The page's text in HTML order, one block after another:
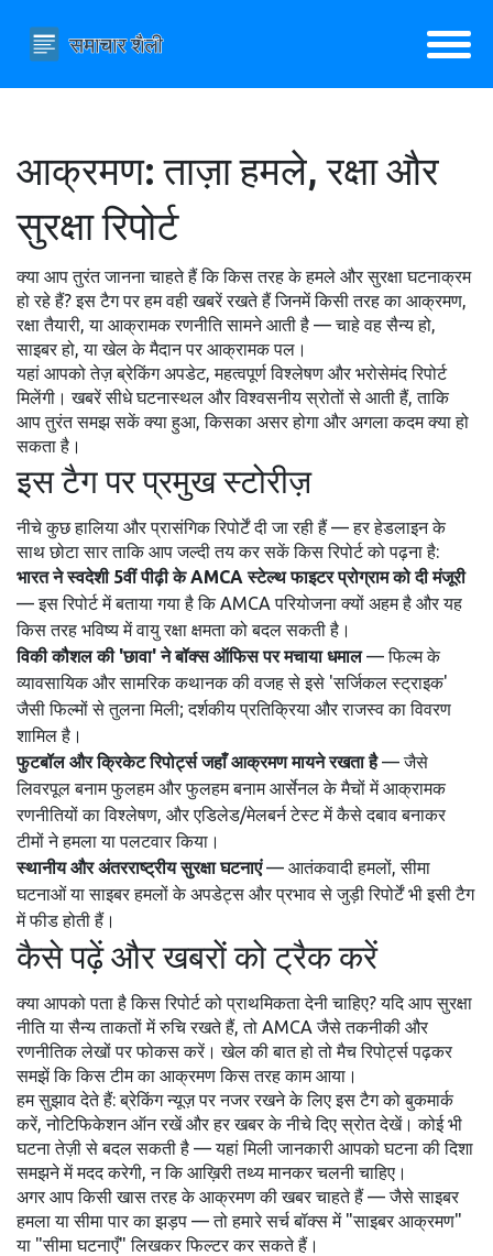
आक्रमण: ताज़ा हमले, रक्षा और
सुरक्षा रिपोर्ट
क्या आप तुरंत जानना चाहते हैं कि किस तरह के हमले और सुरक्षा घटनाक्रम
हो रहे हैं? इस टैग पर हम वही खबरें रखते हैं जिनमें किसी तरह का आक्रमण,
रक्षा तैयारी, या आक्रामक रणनीति सामने आती है — चाहे वह सैन्य हो,
साइबर हो, या खेल के मैदान पर आक्रामक पल।
यहां आपको तेज़ ब्रेकिंग अपडेट, महत्वपूर्ण विश्लेषण और भरोसेमंद रिपोर्ट
मिलेंगी। खबरें सीधे घटनास्थल और विश्वसनीय स्रोतों से आती हैं, ताकि
आप तुरंत समझ सकें क्या हुआ, किसका असर होगा और अगला कदम क्या हो
सकता है।
इस टैग पर प्रमुख स्टोरीज़
नीचे कुछ हालिया और प्रासंगिक रिपोर्टें दी जा रही हैं — हर हेडलाइन के
साथ छोटा सार ताकि आप जल्दी तय कर सकें किस रिपोर्ट को पढ़ना है:
भारत ने स्वदेशी 5वीं पीढ़ी के AMCA स्टेल्थ फाइटर प्रोग्राम को दी मंजूरी
— इस रिपोर्ट में बताया गया है कि AMCA परियोजना क्यों अहम है और यह
किस तरह भविष्य में वायु रक्षा क्षमता को बदल सकती है।
विकी कौशल की 'छावा' ने बॉक्स ऑफिस पर मचाया धमाल— फिल्म के
व्यावसायिक और सामरिक कथानक की वजह से इसे 'सर्जिकल स्ट्राइक'
जैसी फिल्मों से तुलना मिली; दर्शकीय प्रतिक्रिया और राजस्व का विवरण
शामिल है।
फुटबॉल और क्रिकेट रिपोर्ट्स जहाँ आक्रमण मायने रखता है— जैसे
लिवरपूल बनाम फुलहम और फुलहम बनाम आर्सेनल के मैचों में आक्रामक
रणनीतियों का विश्लेषण, और एडिलेड/मेलबर्न टेस्ट में कैसे दबाव बनाकर
टीमों ने हमला या पलटवार किया।
स्थानीय और अंतरराष्ट्रीय सुरक्षा घटनाएं— आतंकवादी हमलों, सीमा
घटनाओं या साइबर हमलों के अपडेट्स और प्रभाव से जुड़ी रिपोर्टें भी इसी टैग
में फीड होती हैं।
कैसे पढ़ें और खबरों को ट्रैक करें
क्या आपको पता है किस रिपोर्ट को प्राथमिकता देनी चाहिए? यदि आप सुरक्षा
नीति या सैन्य ताकतों में रुचि रखते हैं, तो AMCA जैसे तकनीकी और
रणनीतिक लेखों पर फोकस करें। खेल की बात हो तो मैच रिपोर्ट्स पढ़कर
समझें कि किस टीम का आक्रमण किस तरह काम आया।
हम सुझाव देते हैं: ब्रेकिंग न्यूज़ पर नजर रखने के लिए इस टैग को बुकमार्क
करें, नोटिफिकेशन ऑन रखें और हर खबर के नीचे दिए स्रोत देखें। कोई भी
घटना तेज़ी से बदल सकती है — यहां मिली जानकारी आपको घटना की दिशा
समझने में मदद करेगी, न कि आख़िरी तथ्य मानकर चलनी चाहिए।
अगर आप किसी खास तरह के आक्रमण की खबर चाहते हैं — जैसे साइबर
हमला या सीमा पार का झड़प — तो हमारे सर्च बॉक्स में "साइबर आक्रमण"
या "सीमा घटनाएँ" लिखकर फिल्टर कर सकते हैं।